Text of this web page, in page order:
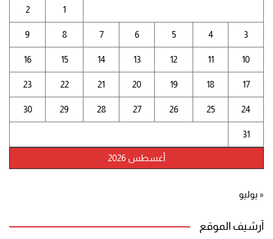
أغسطس 2026
1
2
3
4
5
6
7
8
9
10
11
12
13
14
15
16
17
18
19
20
21
22
23
24
25
26
27
28
29
30
31
« يوليو
أرشيف الموقع